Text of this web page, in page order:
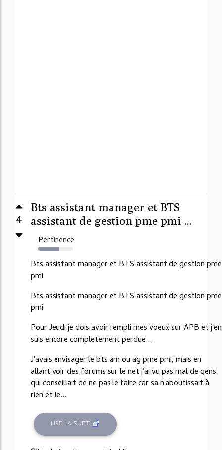
4
Bts assistant manager et BTS
assistant de gestion pme pmi ...
Pertinence
62%
Bts assistant manager et BTS assistant de gestion pme
pmi
Bts assistant manager et BTS assistant de gestion pme
pmi
Pour Jeudi je dois avoir rempli mes voeux sur APB et j'en
suis encore completement perdue...
J'avais envisager le bts am ou ag pme pmi, mais en
allant voir des forums sur le net j'ai vu pas mal de gens
qui conseillait de ne pas le faire car sa n'aboutissait à
rien et le...
LIRE LA SUITE